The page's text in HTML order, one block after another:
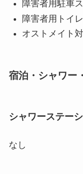
障害者用駐車
障害者用トイレ
オストメイト
宿泊・シャワー
シャワーステー
なし